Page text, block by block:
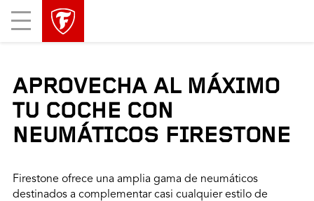
Mobile
Menu
APROVECHA AL MÁXIMO
TU COCHE CON
NEUMÁTICOS FIRESTONE
Firestone ofrece una amplia gama de neumáticos
destinados a complementar casi cualquier estilo de